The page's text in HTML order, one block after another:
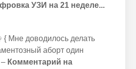
УЗИ на 21 неделе...
{ Мне доводилось делать
аборт один
Комментарий на